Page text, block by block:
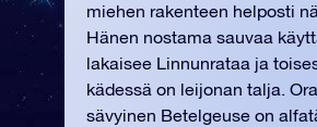
miehen rakenteen helposti
Hänen nostama sauvaa
lakaisee Linnunrataa ja
kädessä on leijonan talja.
sävyinen Betelgeuse on